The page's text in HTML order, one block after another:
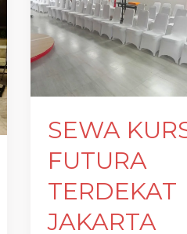
SEWA
FUTURA
TERDEKAT
JAKARTA
KURSI
FUTURA
TERDEKAT
JAKARTA